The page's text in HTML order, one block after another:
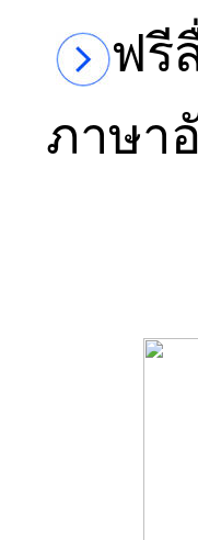
ฟรี
ภาษา